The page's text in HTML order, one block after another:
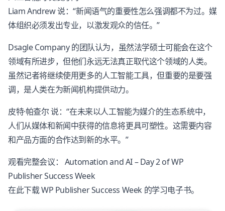
Liam Andrew 说：“新闻语气的重要性怎么强调都不为过。媒
体组织必须发出专业，以激发观众的信任。”
Dsagle Company 的团队认为，虽然法学硕士可能会在这个
领域有所进步，但他们永远无法真正取代这个领域的人类。
虽然记者将继续使用更多的人工智能工具，但重要的是要强
调，是人类在为新闻机构提供动力。
皮特·帕查尔 说：“在未来以人工智能为媒介的生态系统中，
人们从媒体和新闻中获得的信息将更具可塑性。这需要内容
和产品方面的合作达到新的水平。”
观看完整会议： Automation and AI – Day 2 of WP
Publisher Success Week
在此下载 WP Publisher Success Week 的学习电子书。